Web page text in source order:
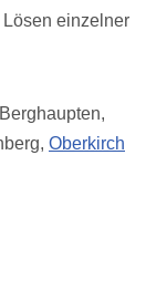
einzelner
Oberkirch